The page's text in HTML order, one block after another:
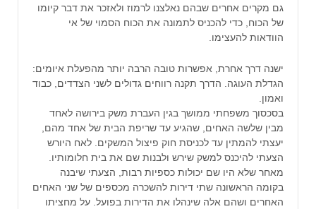
גם מקרים אחרים שבהם נאלצנו לרמוז ולאזכר את דבר קיומו
של הכוח, כדי להכניס לתמונה את הכוח הסמוי של אי
הוודאות להעצימו.
ישנה דרך אחרת, אפשרות טובה הרבה יותר מהפעלת איומים:
הגדלת העוגה. הדרך תקנה רווחים גדולים לשני הצדדים, כבוד
ואמון.
בסכסוך משפחתי ממושך בגין העברת משק בירושה לאחד
מבין שלשה האחים, שהגיע עד שריפת הבית של אחד מהם,
יעצתי להמתין עד לכניסת חוק פיצול המשקים. לאח היורש
הצעתי להיכנס למשק שירש ולבנות שם את בית חלומותיו.
מאחר שלא היו שם יכולות כספיות רבות, הצעתי שיבנה
בקומה הראשונה שתי דירות להשכרה מכספים של שני האחים
האחרים ושהם אלה שינהלו את הדירות בפועל. על מחציתו